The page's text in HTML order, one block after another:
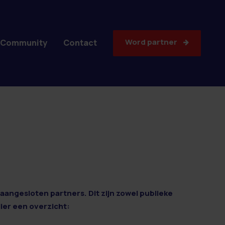
partners. Dit zijn zowel publieke
een overzicht:
Community Contact Word partner